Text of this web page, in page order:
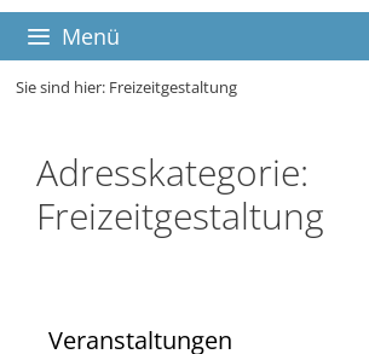
Sitemap
Zum
Inhalt
springen
Menü
Sie sind hier: Freizeitgestaltung
Adresskategorie:
Freizeitgestaltung
Veranstaltungen